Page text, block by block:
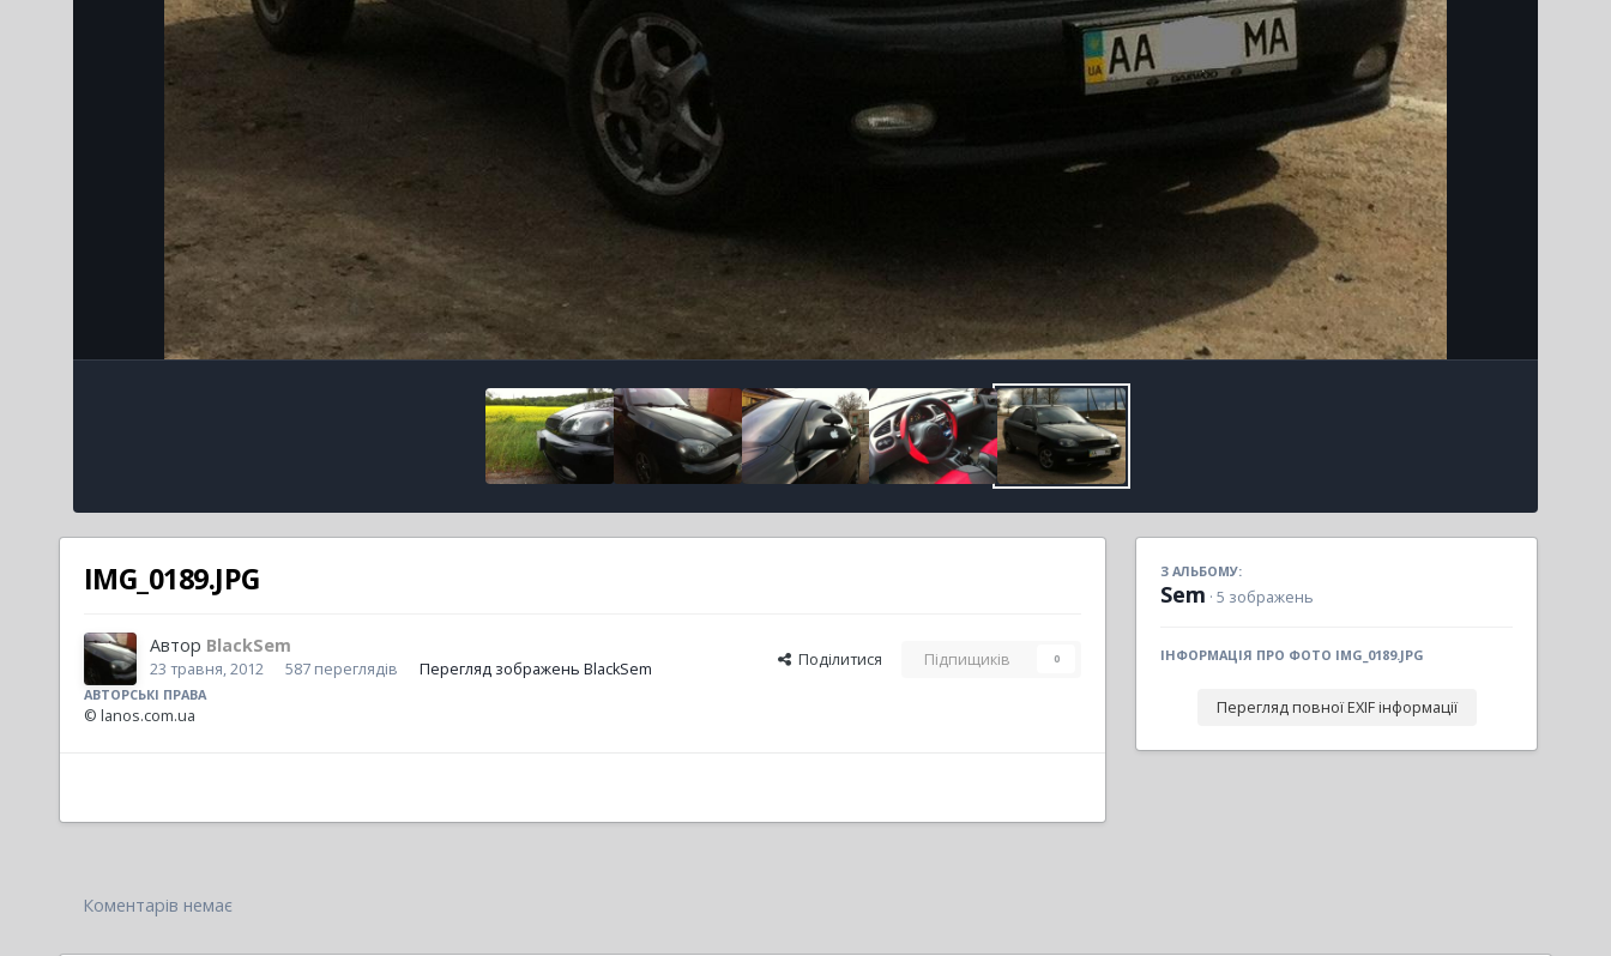
Інструменти
IMG_0189.JPG
Автор BlackSem
23 травня, 2012 587 переглядів Перегляд зображень BlackSem Поділитися Підпищиків 0
АВТОРСЬКІ ПРАВА
© lanos.com.ua
З АЛЬБОМУ:
Sem · 5 зображень
ІНФОРМАЦІЯ ПРО ФОТО IMG_0189.JPG
Перегляд повної EXIF інформації
Коментарів немає